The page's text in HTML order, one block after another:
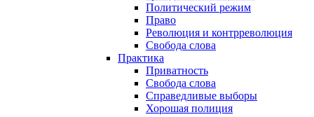
Политический режим
Право
Революция и контрреволюция
Свобода слова
Практика
Приватность
Свобода слова
Справедливые выборы
Хорошая полиция